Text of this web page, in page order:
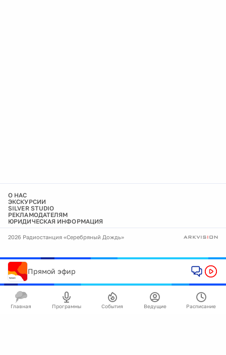
О НАС
ЭКСКУРСИИ
SILVER STUDIO
РЕКЛАМОДАТЕЛЯМ
ЮРИДИЧЕСКАЯ ИНФОРМАЦИЯ
2026 Радиостанция «Серебряный Дождь»
Прямой эфир
Главная Программы События Ведущие Расписание